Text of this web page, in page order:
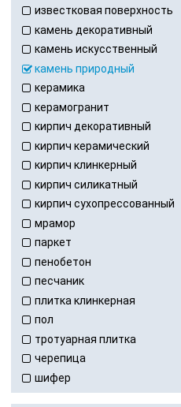
известковая поверхность
камень декоративный
камень искусственный
камень природный
керамика
керамогранит
кирпич декоративный
кирпич керамический
кирпич клинкерный
кирпич силикатный
кирпич сухопрессованный
мрамор
паркет
пенобетон
песчаник
плитка клинкерная
пол
тротуарная плитка
черепица
шифер